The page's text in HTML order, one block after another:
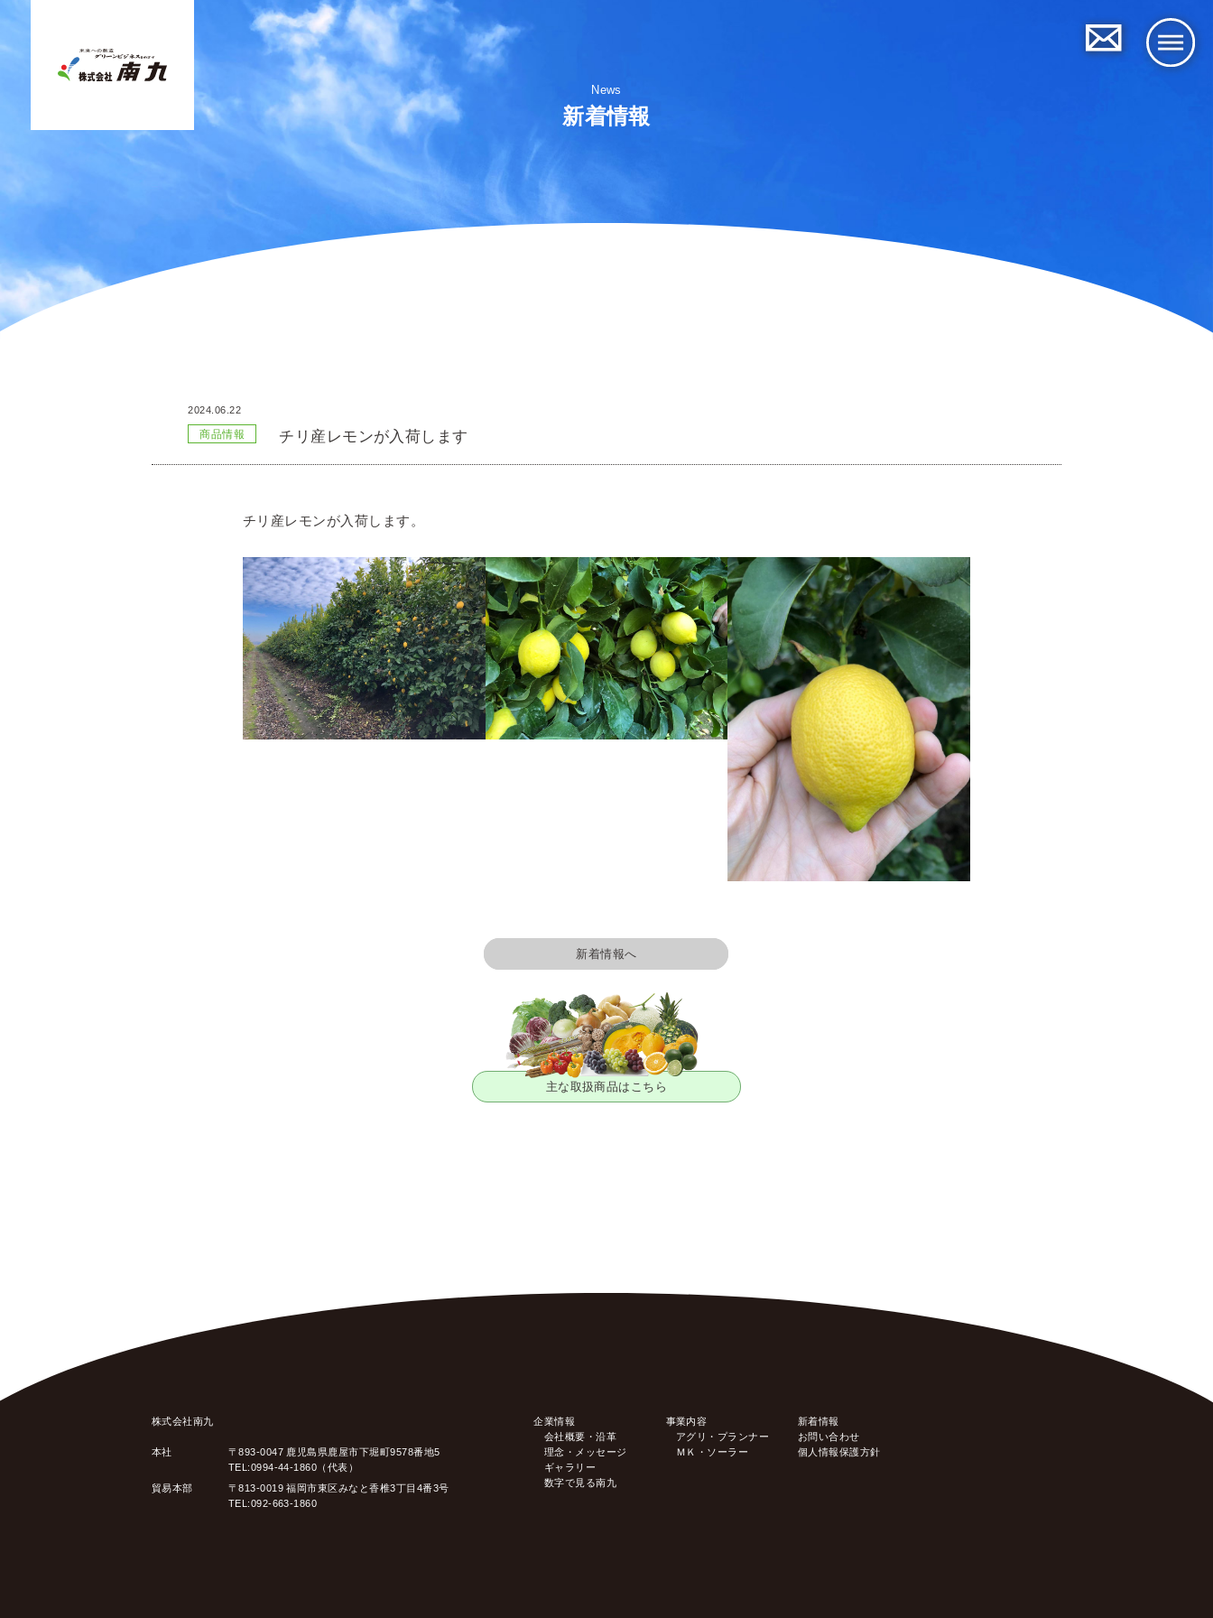
News
新着情報
2024.06.22
商品情報 チリ産レモンが入荷します
チリ産レモンが入荷します。
新着情報へ
主な取扱商品はこちら
株式会社南九
本社
〒893-0047 鹿児島県鹿屋市下堀町9578番地5
TEL:0994-44-1860（代表）
貿易本部
〒813-0019 福岡市東区みなと香椎3丁目4番3号
TEL:092-663-1860
企業情報
会社概要・沿革
理念・メッセージ
ギャラリー
数字で見る南九
事業内容
アグリ・プランナー
ＭＫ・ソーラー
新着情報
お問い合わせ
個人情報保護方針